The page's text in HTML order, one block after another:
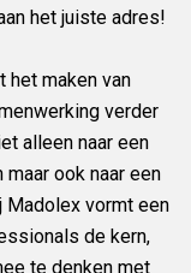
het juiste adres!
het maken van
verder
alleen naar een
ook naar een
Madolex vormt een
de kern,
te denken met